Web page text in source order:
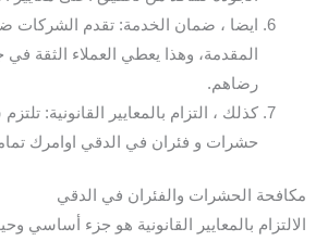
ايضا ، ضمان الخدمة: تقدم الشركات
المقدمة، وهذا يعطي العملاء الثقة في
رضاهم.
كذلك ، التزام بالمعايير القانونية:
حشرات و فئران في الدقي اوامرك تماما
مكافحة الحشرات والفئران في الدقي
الالتزام بالمعايير القانونية هو جزء